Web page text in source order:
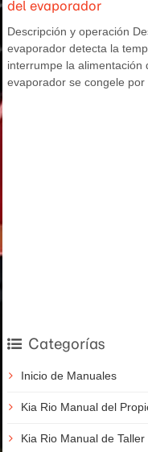
del evaporador
Descripción y operación
evaporador detecta la
interrumpe la
evaporador se congele
Categorías
Inicio de Manuales
Kia Rio Manual del
Kia Rio Manual de Taller